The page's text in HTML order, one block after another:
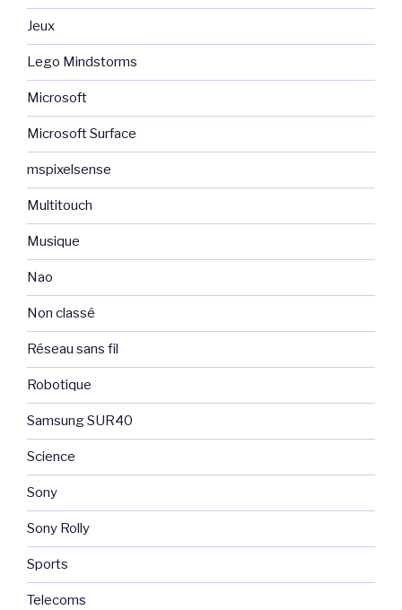
Jeux
Lego Mindstorms
Microsoft
Microsoft Surface
mspixelsense
Multitouch
Musique
Nao
Non classé
Réseau sans fil
Robotique
Samsung SUR40
Science
Sony
Sony Rolly
Sports
Telecoms